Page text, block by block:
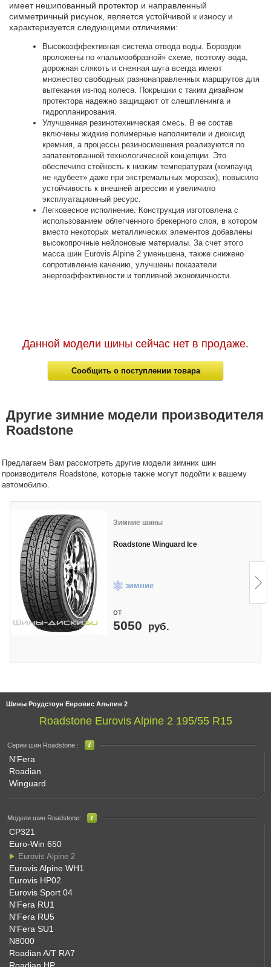
Шины Роудстоун Евровис Альпин 2
Roadstone Eurovis Alpine 2 195/55 R15
Серии шин Roadstone :
N'Fera
Roadian
Winguard
Модели шин Roadstone:
CP321
Euro-Win 650
Eurovis Alpine 2
Eurovis Alpine WH1
Eurovis HP02
Eurovis Sport 04
N'Fera RU1
N'Fera RU5
N'Fera SU1
N8000
Roadian A/T RA7
имеет нешипованный протектор и направленный
симметричный рисунок, является устойчивой к износу и
характеризуется следующими отличиями:
Высокоэффективная система отвода воды. Бороздки
проложены по «пальмообразной» схеме, поэтому вода,
дорожная слякоть и снежная шуга всегда имеют
множество свободных разнонаправленных маршрутов для
вытекания из-под колеса. Покрышки с таким дизайном
протектора надежно защищают от слешпленинга и
гидропланирования.
Улучшенная резинотехническая смесь. В ее состав
включены жидкие полимерные наполнители и диоксид
кремния, а процессы резиносмешения реализуются по
запатентованной технологической концепции. Это
обеспечило стойкость к низким температурам (компаунд
не «дубеет» даже при экстремальных морозах), повысило
устойчивость к внешней агрессии и увеличило
эксплуатационный ресурс.
Легковесное исполнение. Конструкция изготовлена с
использованием облегченного брекерного слоя, в котором
вместо некоторых металлических элементов добавлены
высокопрочные нейлоновые материалы. За счет этого
масса шин Eurovis Alpine 2 уменьшена, также снижено
сопротивление качению, улучшены показатели
энергоэффективности и топливной экономичности.
Данной модели шины сейчас нет в продаже.
Сообщить о поступлении товара
Другие зимние модели производителя
Roadstone
Предлагаем Вам рассмотреть другие модели зимних шин
производителя Roadstone, которые также могут подойти к вашему
автомобилю.
Зимние шины
Roadstone Winguard Ice
зимние
от
5050 руб.